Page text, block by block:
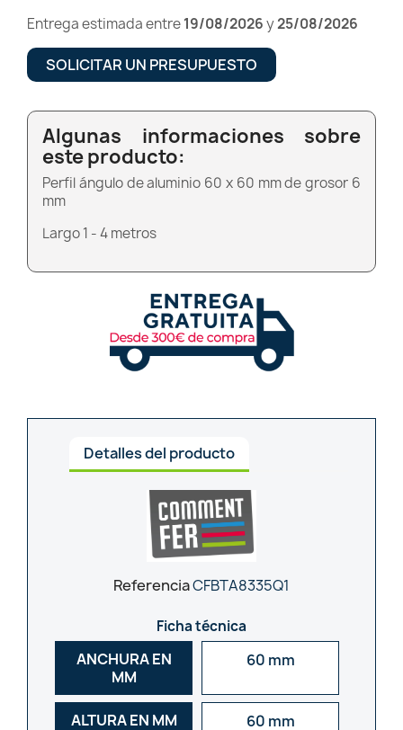
Entrega estimada entre19/08/2026y25/08/2026
SOLICITAR UN PRESUPUESTO
Algunas informaciones sobre
este producto:
Perfil ángulo de aluminio 60 x 60 mm de grosor 6
mm
Largo 1 - 4 metros
Detalles del producto
ReferenciaCFBTA8335Q1
Ficha técnica
ANCHURA EN
MM
60 mm
ALTURA EN MM 60 mm